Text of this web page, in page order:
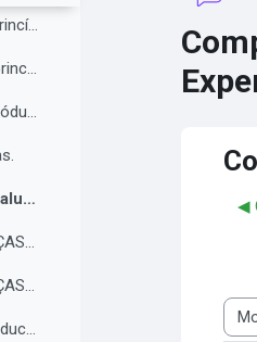
Legislação, conceitos e princípios da educação inclusiva.
Legislação, Conceitos e princípios da educação inclusiva (parte 2)
Materiais para estudo - Módulo 2.
Módulo 3: Quem são os alunos da educação inclusiva.
Conhecendo as DIFERENÇAS para promover a IGUALDADE com EQUIDADE.
Conhecendo as DIFERENÇAS para promover a IGUALDADE com EQUIDADE.
Quem são os alunos da educação inclusiva.
◀︎